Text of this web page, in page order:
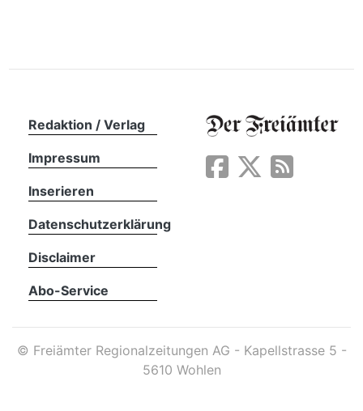
Redaktion / Verlag
Impressum
Inserieren
Datenschutzerklärung
Disclaimer
Abo-Service
© Freiämter Regionalzeitungen AG - Kapellstrasse 5 -
5610 Wohlen